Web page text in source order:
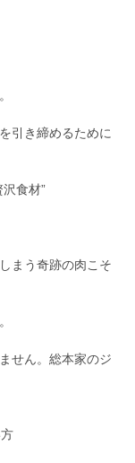
引き締めるために
食材”
まう奇跡の肉こそ
せん。総本家のジ